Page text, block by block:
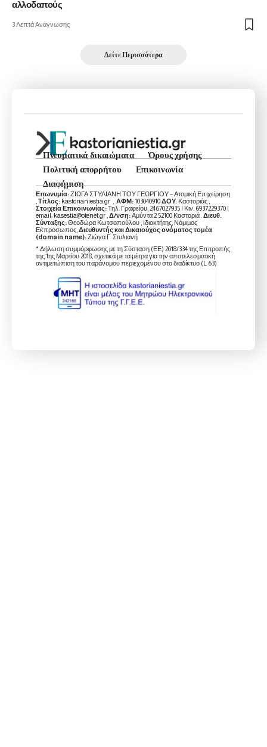
αλλοδαπούς
3 Λεπτά Ανάγνωσης
Δείτε Περισσότερα
Πνευματικά δικαιώματα
Όρους χρήσης
Πολιτική απορρήτου
Επικοινωνία
Διαφήμιση
Επωνυμία:ΖΙΩΓΑ ΣΤΥΛΙΑΝΗ ΤΟΥ ΓΕΩΡΓΙΟΥ – Ατομική Επιχείρηση
Τίτλος: kastorianiestia.gr , ΑΦΜ:103040910ΔΟΥ: Καστοριάς ,
Στοιχεία Επικοινωνίας:Τηλ. Γραφείου: 2467027935 | Κιν. 6937229370 |
email: kasestia@otenet.gr , Δ/νση:Αμύντα 2 52100 Καστοριά . Διευθ.
Σύνταξης:Θεοδώρα Κωτσοπούλου , Ιδιοκτήτης, Νόμιμος
Εκπρόσωπος, Διευθυντής και Δικαιούχος ονόματος τομέα
(domain name):Ζιώγα Γ. Στυλιανή
* Δήλωση συμμόρφωσης με τη Σύσταση (ΕΕ) 2018/334 της Επιτροπής
της 1ης Μαρτίου 2018, σχετικά με τα μέτρα για την αποτελεσματική
αντιμετώπιση του παράνομου περιεχομένου στο διαδίκτυο (L 63)